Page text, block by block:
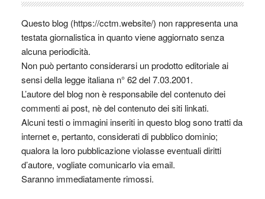
Questo blog (https://cctm.website/) non rappresenta una
testata giornalistica in quanto viene aggiornato senza
alcuna periodicità.
Non può pertanto considerarsi un prodotto editoriale ai
sensi della legge italiana n° 62 del 7.03.2001.
L’autore del blog non è responsabile del contenuto dei
commenti ai post, nè del contenuto dei siti linkati.
Alcuni testi o immagini inseriti in questo blog sono tratti da
internet e, pertanto, considerati di pubblico dominio;
qualora la loro pubblicazione violasse eventuali diritti
d’autore, vogliate comunicarlo via email.
Saranno immediatamente rimossi.